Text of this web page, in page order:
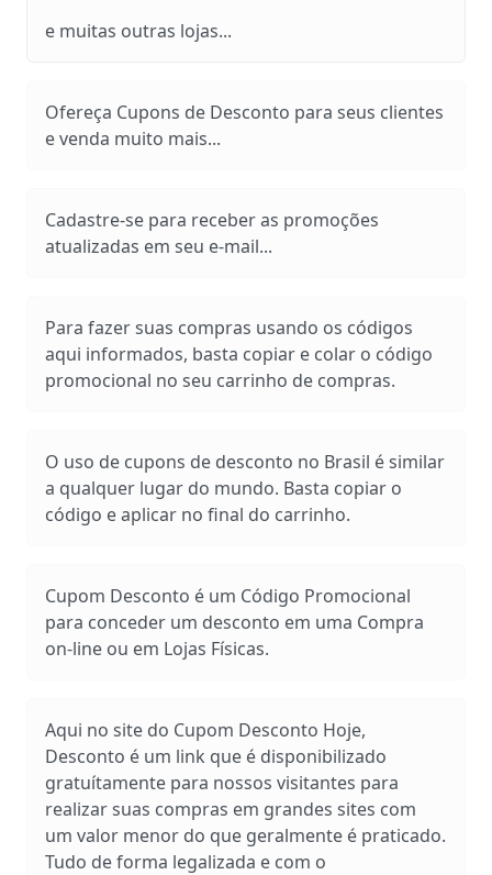
e muitas outras lojas...
Ofereça Cupons de Desconto para seus clientes
e venda muito mais...
Cadastre-se para receber as promoções
atualizadas em seu e-mail...
Para fazer suas compras usando os códigos
aqui informados, basta copiar e colar o código
promocional no seu carrinho de compras.
O uso de cupons de desconto no Brasil é similar
a qualquer lugar do mundo. Basta copiar o
código e aplicar no final do carrinho.
Cupom Desconto é um Código Promocional
para conceder um desconto em uma Compra
on-line ou em Lojas Físicas.
Aqui no site do Cupom Desconto Hoje,
Desconto é um link que é disponibilizado
gratuítamente para nossos visitantes para
realizar suas compras em grandes sites com
um valor menor do que geralmente é praticado.
Tudo de forma legalizada e com o